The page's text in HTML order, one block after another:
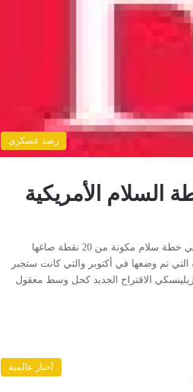
رصد عسكرى
الأمريكية
القاهرة: رأي الأمة في يوم الثلاثاء، قدم الرئيس الأوكراني فولوديمير زيلينسكي خطة سلام مكونة من 20 نقطة صاغها
التي تم وضعها في أكتوبر والتي كانت ستجبر
الاقتراح الجديد كحل وسط معقول
أخبار عالمية